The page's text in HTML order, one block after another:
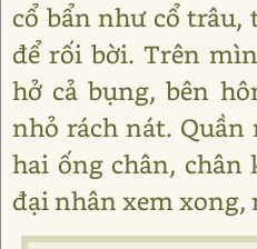
cổ bẩn như cổ
để rối bời. Trên
hở cả bụng, bên
nhỏ rách nát. Quần
hai ống chân, chân
đại nhân xem xong,